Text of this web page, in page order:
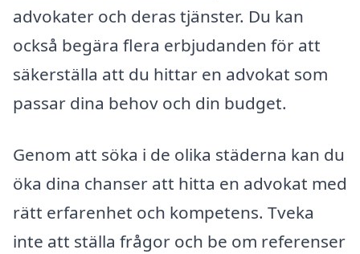
advokater och deras tjänster. Du kan
också begära flera erbjudanden för att
säkerställa att du hittar en advokat som
passar dina behov och din budget.
Genom att söka i de olika städerna kan du
öka dina chanser att hitta en advokat med
rätt erfarenhet och kompetens. Tveka
inte att ställa frågor och be om referenser